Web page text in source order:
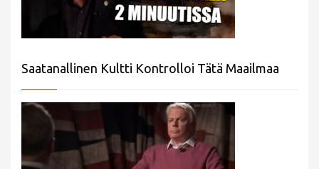
Saatanallinen Kultti Kontrolloi Tätä Maailmaa